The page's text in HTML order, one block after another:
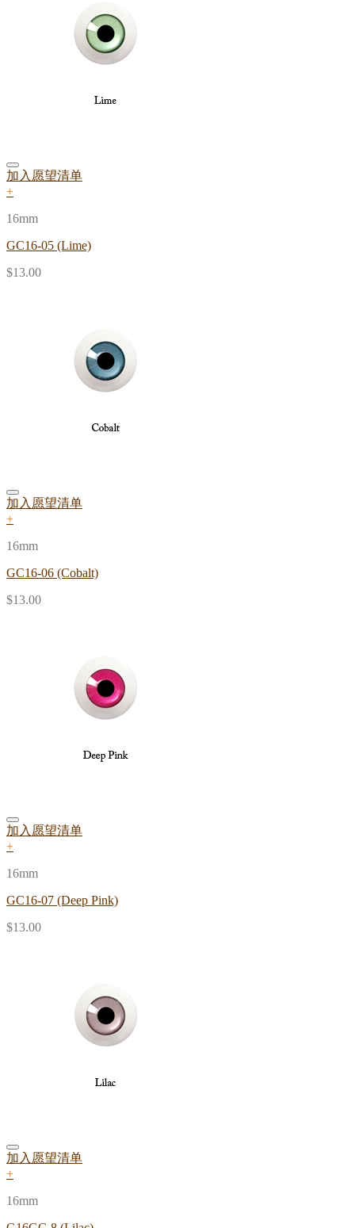
加入愿望清单
+
16mm
GC16-05 (Lime)
$13.00
加入愿望清单
+
16mm
GC16-06 (Cobalt)
$13.00
加入愿望清单
+
16mm
GC16-07 (Deep Pink)
$13.00
加入愿望清单
+
16mm